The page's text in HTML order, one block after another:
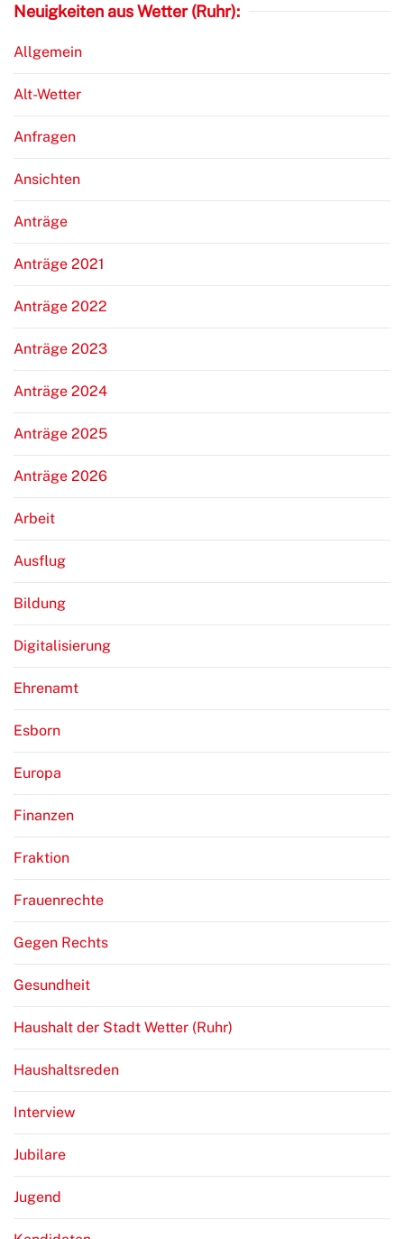
Neuigkeiten aus Wetter (Ruhr):
Allgemein
Alt-Wetter
Anfragen
Ansichten
Anträge
Anträge 2021
Anträge 2022
Anträge 2023
Anträge 2024
Anträge 2025
Anträge 2026
Arbeit
Ausflug
Bildung
Digitalisierung
Ehrenamt
Esborn
Europa
Finanzen
Fraktion
Frauenrechte
Gegen Rechts
Gesundheit
Haushalt der Stadt Wetter (Ruhr)
Haushaltsreden
Interview
Jubilare
Jugend